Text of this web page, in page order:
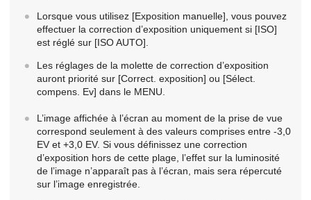
Lorsque vous utilisez [Exposition manuelle], vous pouvez
effectuer la correction d’exposition uniquement si [ISO]
est réglé sur [ISO AUTO].
Les réglages de la molette de correction d’exposition
auront priorité sur [Correct. exposition] ou [Sélect.
compens. Ev] dans le MENU.
L’image affichée à l’écran au moment de la prise de vue
correspond seulement à des valeurs comprises entre -3,0
EV et +3,0 EV. Si vous définissez une correction
d’exposition hors de cette plage, l’effet sur la luminosité
de l’image n’apparaît pas à l’écran, mais sera répercuté
sur l’image enregistrée.